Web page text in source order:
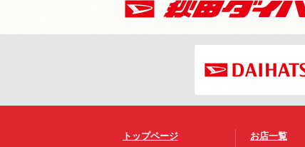
トップページ お店一覧